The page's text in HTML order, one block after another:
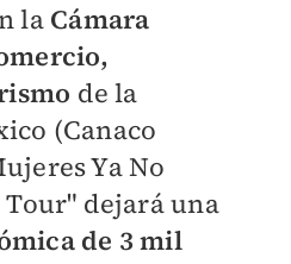
laCámara
de la
(Canaco
Ya No
dejará una
de 3 mil